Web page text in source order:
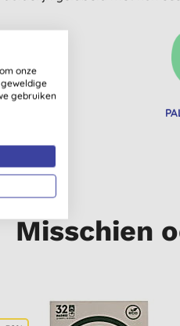
Misschien
onze
gebruiken